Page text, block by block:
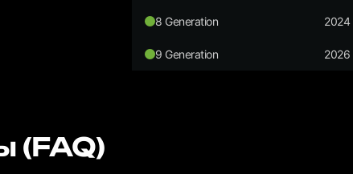
8 Generation 2024
9 Generation 2026
(FAQ)